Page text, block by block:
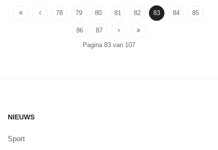
78 79 80 81 82 83 84 85
86
87
Pagina 83 van 107
NIEUWS
Sport